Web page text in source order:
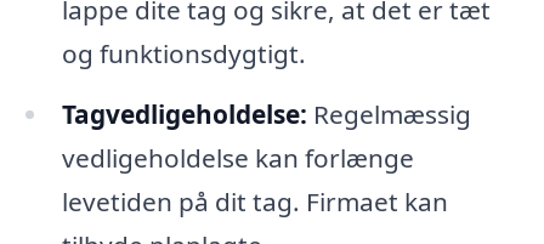
lappe dite tag og sikre, at det er tæt
og funktionsdygtigt.
Tagvedligeholdelse: Regelmæssig
vedligeholdelse kan forlænge
levetiden på dit tag. Firmaet kan